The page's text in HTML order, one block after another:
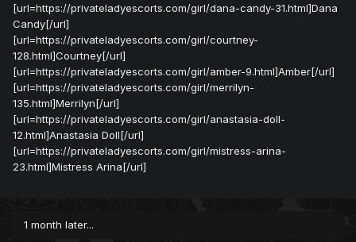
[url=https://privateladyescorts.com/girl/dana-candy-31.html]Dana
Candy[/url]
[url=https://privateladyescorts.com/girl/courtney-
128.html]Courtney[/url]
[url=https://privateladyescorts.com/girl/amber-9.html]Amber[/url]
[url=https://privateladyescorts.com/girl/merrilyn-
135.html]Merrilyn[/url]
[url=https://privateladyescorts.com/girl/anastasia-doll-
12.html]Anastasia Doll[/url]
[url=https://privateladyescorts.com/girl/mistress-arina-
23.html]Mistress Arina[/url]
1 month later...